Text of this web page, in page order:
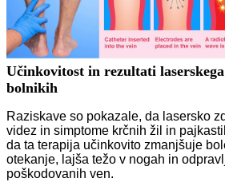
Učinkovitost in rezultati
bolnikih
Raziskave so pokazale, da lasersko
videz in simptome krčnih žil in
da ta terapija učinkovito zmanjšuje
otekanje, lajša težo v nogah in
poškodovanih ven.